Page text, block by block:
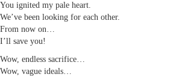
You ignited my pale heart.
We’ve been looking for each other.
From now on…
I’ll save you!
Wow, endless sacrifice…
Wow, vague ideals…